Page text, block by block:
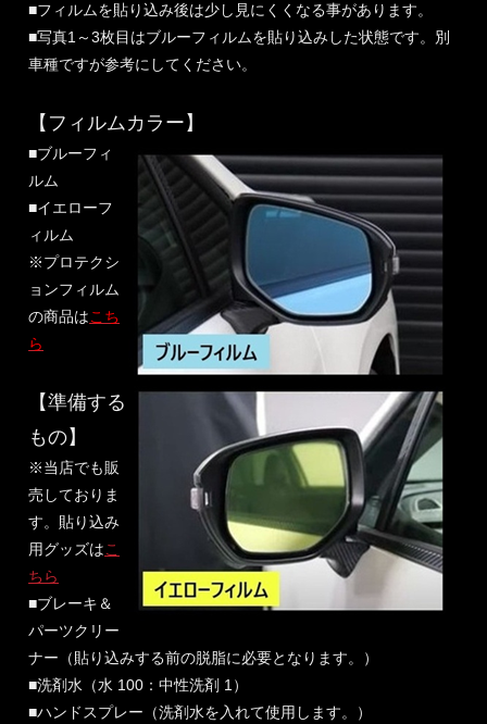
■フィルムを貼り込み後は少し見にくくなる事があります。
■写真1～3枚目はブルーフィルムを貼り込みした状態です。別
車種ですが参考にしてください。
【フィルムカラー】
■ブルーフィ
ルム
■イエローフ
ィルム
※プロテクシ
ョンフィルム
の商品はこち
ら
【準備する
もの】
※当店でも販
売しておりま
す。貼り込み
用グッズはこ
ちら
■ブレーキ＆
パーツクリー
ナー（貼り込みする前の脱脂に必要となります。）
■洗剤水（水 100：中性洗剤 1）
■ハンドスプレー（洗剤水を入れて使用します。）